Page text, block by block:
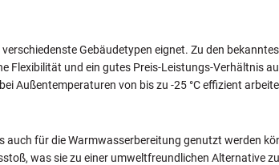
Gebäudetypen eignet. Zu den
Flexibilität und ein gutes Preis-Leistungs-Verhältnis
Außentemperaturen von bis zu -25 °C effizient
für die Warmwasserbereitung genutzt werden
was sie zu einer umweltfreundlichen Alternative zu